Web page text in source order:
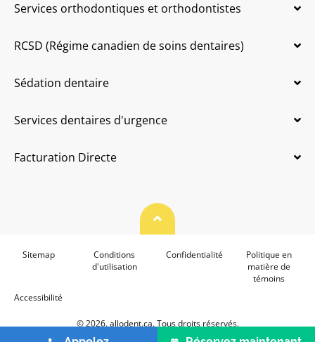
Services orthodontiques et orthodontistes
RCSD (Régime canadien de soins dentaires)
Sédation dentaire
Services dentaires d'urgence
Facturation Directe
© 2026. allodent.ca. Tous droits réservés.
Haut de page
Sitemap
Conditions
d'utilisation
Confidentialité
Politique en
matière de
témoins
Accessibilité